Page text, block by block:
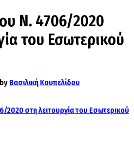
Ν. 4706/2020
του Εσωτερικού
by Βασιλική Κουπελίδου